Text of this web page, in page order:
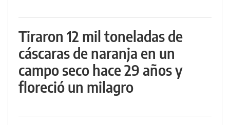
Tiraron 12 mil toneladas de
cáscaras de naranja en un
campo seco hace 29 años y
floreció un milagro